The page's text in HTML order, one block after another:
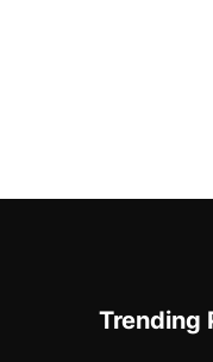
Trending